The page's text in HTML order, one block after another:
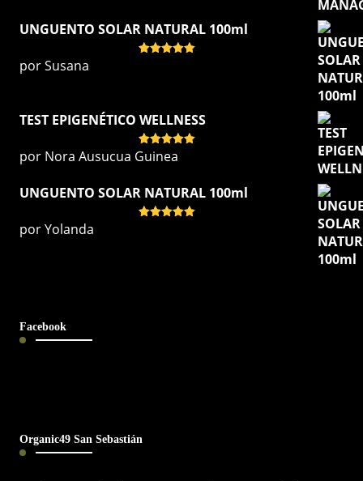
UNGUENTO SOLAR NATURAL 100ml
por Susana
TEST EPIGENÉTICO WELLNESS
Valorado
con 5de 5
por Nora Ausucua Guinea
UNGUENTO SOLAR NATURAL 100ml
por Yolanda
Facebook
Organic49 San Sebastián